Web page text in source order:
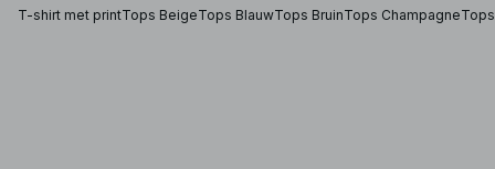
T-shirt met printTops BeigeTops BlauwTops BruinTops Champagne